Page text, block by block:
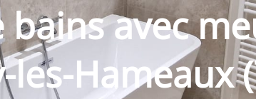
avec
les-Hameaux